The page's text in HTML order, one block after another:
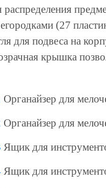
распределения
(27
для подвеса на
крышка
Органайзер для
Органайзер для
Ящик для
Ящик для